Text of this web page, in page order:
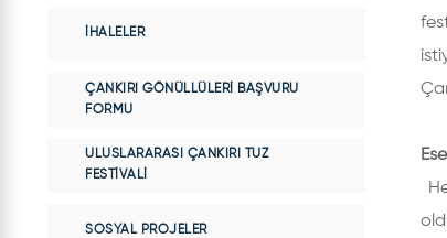
İHALELER
ÇANKIRI GÖNÜLLÜLERI BAŞVURU
FORMU
ULUSLARARASI ÇANKIRI TUZ
FESTIVALI
SOSYAL PROJELER